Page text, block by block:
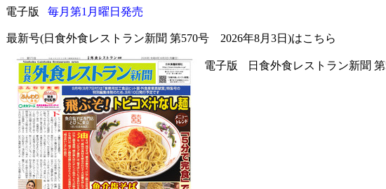
電子版 毎月第1月曜日発売
最新号(日食外食レストラン新聞 第570号 2026年8月3日)はこちら
電子版 日食外食レストラン新聞